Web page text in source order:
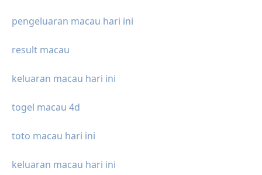
pengeluaran macau hari ini
result macau
keluaran macau hari ini
togel macau 4d
toto macau hari ini
keluaran macau hari ini